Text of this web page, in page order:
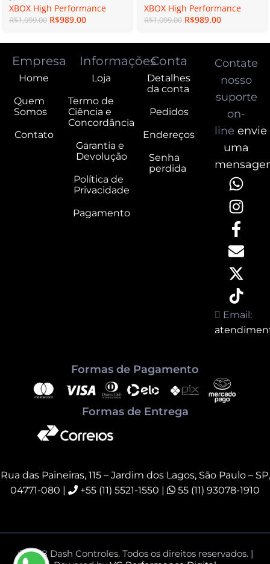
XBOX High Performance
R$1,099.00 R$989.00
XBOX High Performance
R$1,099.00 R$989.00
Empresa
Home
Quem
Somos
Contato
Informações
Loja
Termo de
Ciência e
Concordância
Garantia e
Devolução
Política de
Privacidade
Pagamento
Conta
Detalhes
da conta
Pedidos
Endereços
Senha
perdida
Contate
nosso
suporte
on-
line envie
uma
Email:
Formas de Pagamento
Formas de Entrega
Rua das Paineiras, 115 – Jardim dos Lagos, São Paulo – SP,
04771-080 | +55 (11) 5521-1550 | 55 (11) 93078-1910
© 2018 Dash Controles. Todos os direitos reservados. |